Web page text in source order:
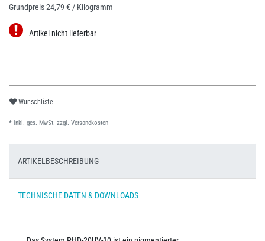
Grundpreis24,79 € / Kilogramm
Artikel nicht lieferbar
Wunschliste
* inkl. ges. MwSt. zzgl. Versandkosten
ARTIKELBESCHREIBUNG
TECHNISCHE DATEN & DOWNLOADS